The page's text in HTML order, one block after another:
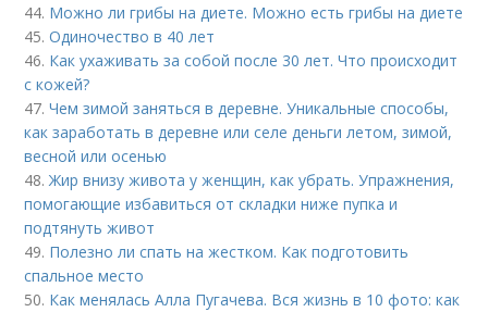
44. Можно ли грибы на диете. Можно есть грибы на диете
45.Одиночество в 40 лет
46. Как ухаживать за собой после 30 лет. Что происходит
с кожей?
47.Чем зимой заняться в деревне. Уникальные способы,
как заработать в деревне или селе деньги летом, зимой,
весной или осенью
48.Жир внизу живота у женщин, как убрать. Упражнения,
помогающие избавиться от складки ниже пупка и
подтянуть живот
49. Полезно ли спать на жестком. Как подготовить
спальное место
50. Как менялась Алла Пугачева. Вся жизнь в 10 фото: как